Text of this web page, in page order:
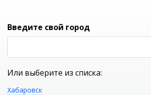
УНИВЕРСАЛЬНЫЙ ИНТЕРНЕТ МАГАЗИН
Введите свой город
Или выберите из списка:
Хабаровск